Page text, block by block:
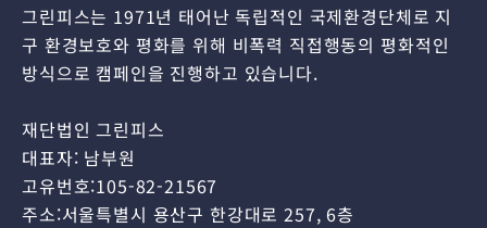
그린피스는 1971년 태어난 독립적인 국제환경단체로 지
구 환경보호와 평화를 위해 비폭력 직접행동의 평화적인
방식으로 캠페인을 진행하고 있습니다.
재단법인 그린피스
대표자: 남부원
고유번호:105-82-21567
주소:서울특별시 용산구 한강대로 257, 6층